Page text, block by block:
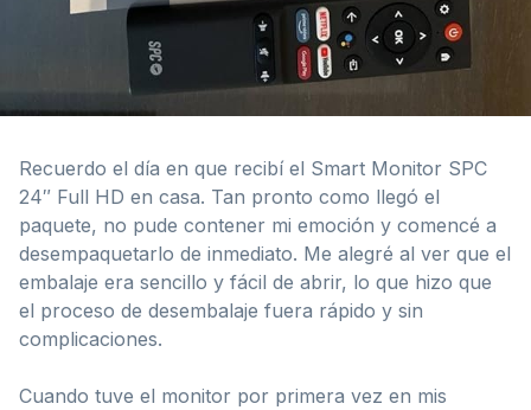
Recuerdo el día en que recibí el Smart Monitor SPC
24″ Full HD en casa. Tan pronto como llegó el
paquete, no pude contener mi emoción y comencé a
desempaquetarlo de inmediato. Me alegré al ver que el
embalaje era sencillo y fácil de abrir, lo que hizo que
el proceso de desembalaje fuera rápido y sin
complicaciones.
Cuando tuve el monitor por primera vez en mis